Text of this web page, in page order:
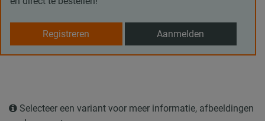
Registreren Aanmelden
Selecteer een variant voor meer informatie, afbeeldingen